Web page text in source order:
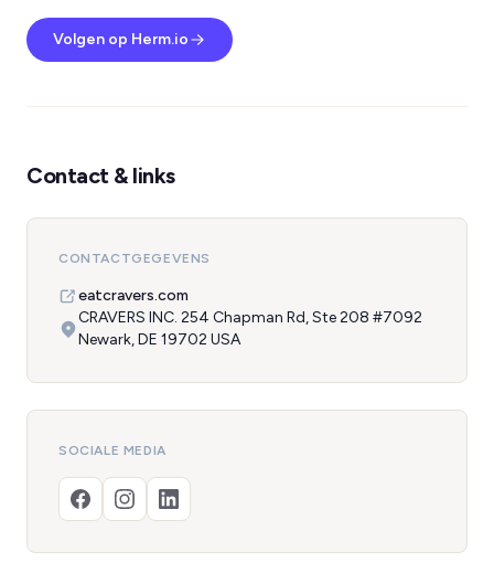
Volgen op Herm.io
Contact & links
CONTACTGEGEVENS
eatcravers.com
CRAVERS INC. 254 Chapman Rd, Ste 208 #7092
Newark, DE 19702 USA
SOCIALE MEDIA